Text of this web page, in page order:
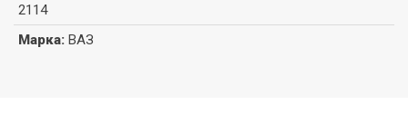
2114
Марка: ВАЗ